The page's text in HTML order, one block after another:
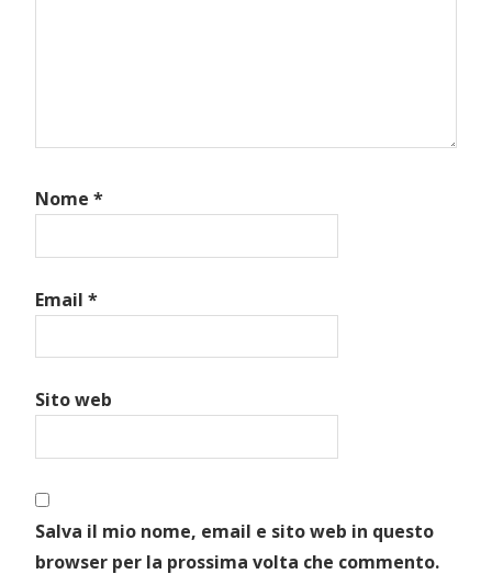
Nome *
Email *
Sito web
Salva il mio nome, email e sito web in questo
browser per la prossima volta che commento.